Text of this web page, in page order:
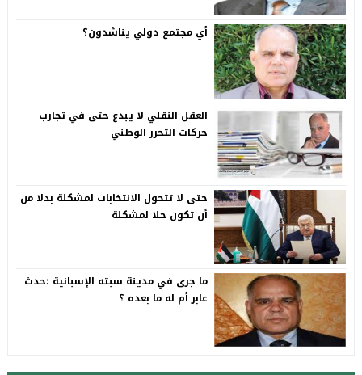
أي مجتمع دولي يناشدون؟
العقل النقلي لا يبدع حتى في تجارب
حركات التحرر الوطني
حتى لا تتحول الانتخابات لمشكلة بدلا من
أن تكون حلا لمشكلة
ما جرى في مدينة سبته الإسبانية :حدث
عابر أم له ما بعده ؟